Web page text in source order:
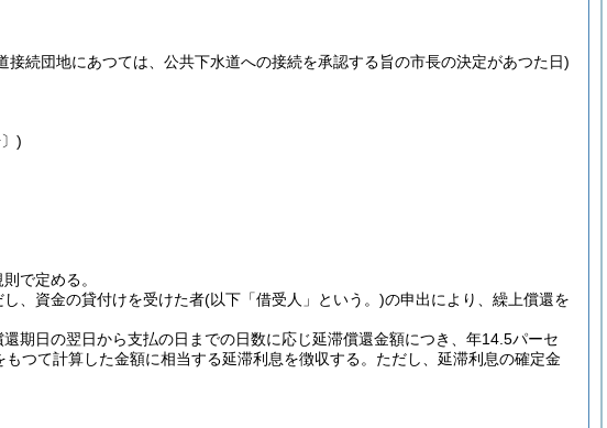
接続団地にあつては、公共下水道への接続を承認する旨の市長の決定があつた日)
)
で定める。
し、資金の貸付けを受けた者(以下「借受人」という。)の申出により、繰上償還を
日の翌日から支払の日までの日数に応じ延滞償還金額につき、年14.5パーセ
もつて計算した金額に相当する延滞利息を徴収する。 ただし、延滞利息の確定金